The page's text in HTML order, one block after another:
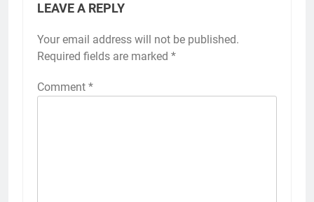
LEAVE A REPLY
Your email address will not be published.
Required fields are marked *
Comment *